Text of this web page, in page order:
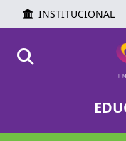
INSTITUCIONAL